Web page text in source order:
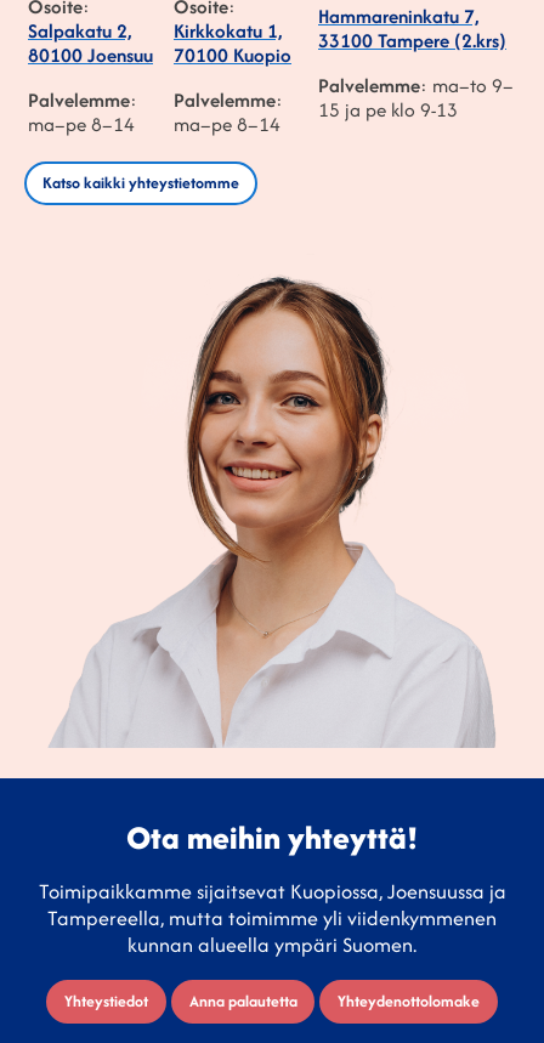
Osoite:
Salpakatu 2,
80100 Joensuu
Palvelemme:
ma–pe 8–14
Osoite:
Kirkkokatu 1,
70100 Kuopio
Palvelemme:
ma–pe 8–14
Hammareninkatu 7,
33100 Tampere (2.krs)
Palvelemme: ma–to 9–
15 ja pe klo 9-13
Katso kaikki yhteystietomme
Ota meihin yhteyttä!
Toimipaikkamme sijaitsevat Kuopiossa, Joensuussa ja
Tampereella, mutta toimimme yli viidenkymmenen
kunnan alueella ympäri Suomen.
Yhteystiedot Anna palautetta Yhteydenottolomake